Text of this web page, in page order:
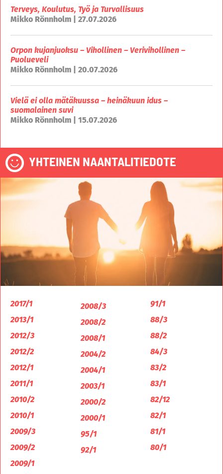
Terveys, Koulutus, Työ ja Turvallisuus
Mikko Rönnholm | 27.07.2026
Orpon kujanjuoksu – Vihollinen – Verivihollinen –
Puolueveli
Mikko Rönnholm | 20.07.2026
Vielä ei olla mätäkuussa – heinäkuun idus –
suomalainen suvi
Mikko Rönnholm | 15.07.2026
YHTEINEN NAANTALITIEDOTE
2017/1
2013/1
2012/3
2012/2
2012/1
2011/1
2010/2
2010/1
2009/3
2009/2
2009/1
2008/3
2008/2
2008/1
2004/2
2004/1
2003/1
2000/2
2000/1
95/1
92/1
91/1
88/3
88/2
84/3
83/2
83/1
82/12
82/1
81/1
80/1